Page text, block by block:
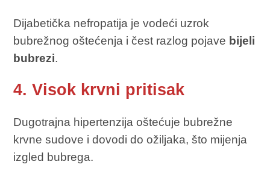
Dijabetička nefropatija je vodeći uzrok
bubrežnog oštećenja i čest razlog pojave bijeli
bubrezi.
4. Visok krvni pritisak
Dugotrajna hipertenzija oštećuje bubrežne
krvne sudove i dovodi do ožiljaka, što mijenja
izgled bubrega.